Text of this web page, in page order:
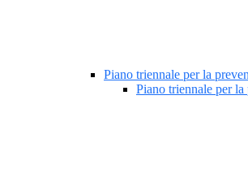
Piano triennale per la
Piano triennale per